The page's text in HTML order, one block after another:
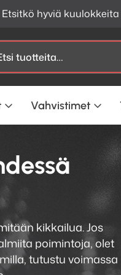
Etsitkö hyviä
Vahvistimet
kikkailua. Jos
poimintoja, olet
tutustu voimassa